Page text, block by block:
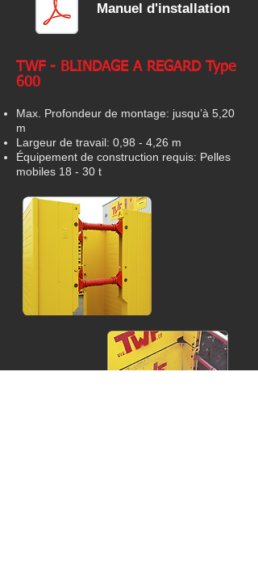
Manuel d'installation
TWF - BLINDAGE A REGARD Type
600
Max. Profondeur de montage: jusqu’à 5,20
m
Largeur de travail: 0,98 - 4,26 m
Équipement de construction requis: Pelles
mobiles 18 - 30 t